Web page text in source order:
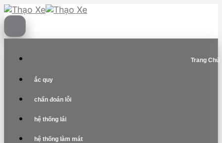
Skip
to
content
Trang Chủ
ắc quy
chẩn đoán lỗi
hệ thống lái
hệ thống làm mát